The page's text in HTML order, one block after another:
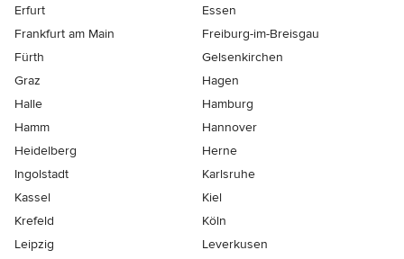
Erfurt
Essen
Frankfurt am Main
Freiburg-im-Breisgau
Fürth
Gelsenkirchen
Graz
Hagen
Halle
Hamburg
Hamm
Hannover
Heidelberg
Herne
Ingolstadt
Karlsruhe
Kassel
Kiel
Krefeld
Köln
Leipzig
Leverkusen